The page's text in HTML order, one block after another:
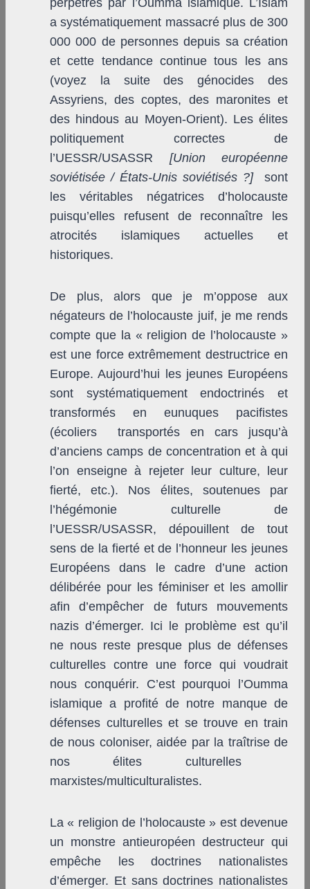
perpétrés par l’Oumma islamique. L’Islam
a systématiquement massacré plus de 300
000 000 de personnes depuis sa création
et cette tendance continue tous les ans
(voyez la suite des génocides des
Assyriens, des coptes, des maronites et
des hindous au Moyen-Orient). Les élites
politiquement correctes de
l’UESSR/USASSR [Union européenne
soviétisée / États-Unis soviétisés ?] sont
les véritables négatrices d’holocauste
puisqu’elles refusent de reconnaître les
atrocités islamiques actuelles et
historiques.
De plus, alors que je m’oppose aux
négateurs de l’holocauste juif, je me rends
compte que la « religion de l’holocauste »
est une force extrêmement destructrice en
Europe. Aujourd’hui les jeunes Européens
sont systématiquement endoctrinés et
transformés en eunuques pacifistes
(écoliers transportés en cars jusqu’à
d’anciens camps de concentration et à qui
l’on enseigne à rejeter leur culture, leur
fierté, etc.). Nos élites, soutenues par
l’hégémonie culturelle de
l’UESSR/USASSR, dépouillent de tout
sens de la fierté et de l’honneur les jeunes
Européens dans le cadre d’une action
délibérée pour les féminiser et les amollir
afin d’empêcher de futurs mouvements
nazis d’émerger. Ici le problème est qu’il
ne nous reste presque plus de défenses
culturelles contre une force qui voudrait
nous conquérir. C’est pourquoi l’Oumma
islamique a profité de notre manque de
défenses culturelles et se trouve en train
de nous coloniser, aidée par la traîtrise de
nos élites culturelles
marxistes/multiculturalistes.
La « religion de l’holocauste » est devenue
un monstre antieuropéen destructeur qui
empêche les doctrines nationalistes
d’émerger. Et sans doctrines nationalistes